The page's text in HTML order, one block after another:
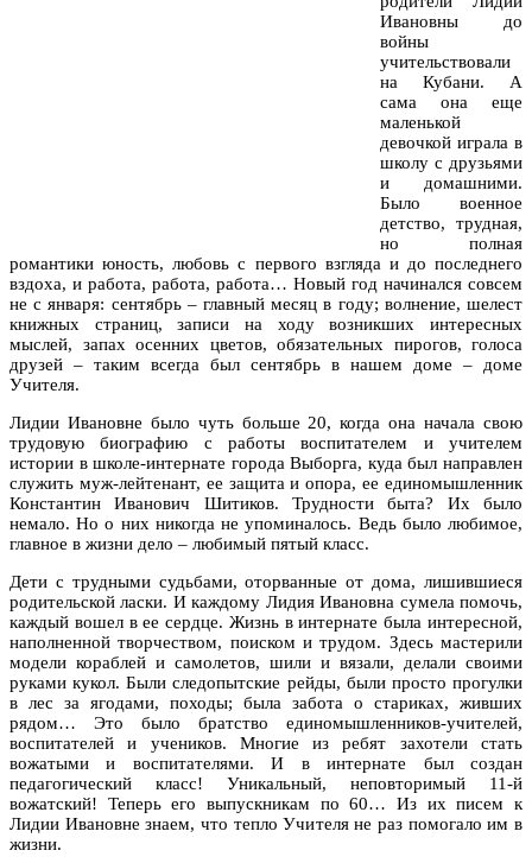
Ивановны до
войны
учительствовали
на Кубани. А
сама она еще
маленькой
девочкой играла в
школу с друзьями
и домашними.
Было военное
детство, трудная,
но полная
романтики юность, любовь с первого взгляда и до последнего
вздоха, и работа, работа, работа… Новый год начинался совсем
не с января: сентябрь – главный месяц в году; волнение, шелест
книжных страниц, записи на ходу возникших интересных
мыслей, запах осенних цветов, обязательных пирогов, голоса
друзей – таким всегда был сентябрь в нашем доме – доме
Учителя.
Лидии Ивановне было чуть больше 20, когда она начала свою
трудовую биографию с работы воспитателем и учителем
истории в школе-интернате города Выборга, куда был направлен
служить муж-лейтенант, ее защита и опора, ее единомышленник
Константин Иванович Шитиков. Трудности быта? Их было
немало. Но о них никогда не упоминалось. Ведь было любимое,
главное в жизни дело – любимый пятый класс.
Дети с трудными судьбами, оторванные от дома, лишившиеся
родительской ласки. И каждому Лидия Ивановна сумела помочь,
каждый вошел в ее сердце. Жизнь в интернате была интересной,
наполненной творчеством, поиском и трудом. Здесь мастерили
модели кораблей и самолетов, шили и вязали, делали своими
руками кукол. Были следопытские рейды, были просто прогулки
в лес за ягодами, походы; была забота о стариках, живших
рядом… Это было братство единомышленников-учителей,
воспитателей и учеников. Многие из ребят захотели стать
вожатыми и воспитателями. И в интернате был создан
педагогический класс! Уникальный, неповторимый 11-й
вожатский! Теперь его выпускникам по 60… Из их писем к
Лидии Ивановне знаем, что тепло Учителя не раз помогало им в
жизни.